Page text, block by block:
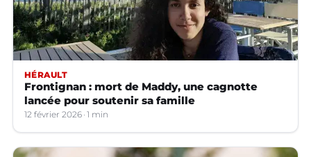
HÉRAULT
Frontignan : mort de Maddy, une cagnotte
lancée pour soutenir sa famille
12 février 2026 1 min